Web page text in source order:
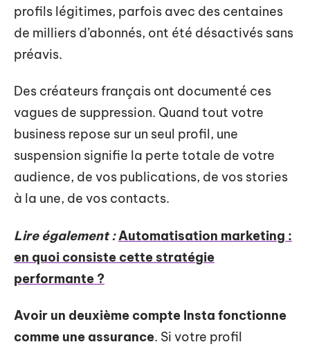
profils légitimes, parfois avec des centaines
de milliers d’abonnés, ont été désactivés sans
préavis.
Des créateurs français ont documenté ces
vagues de suppression. Quand tout votre
business repose sur un seul profil, une
suspension signifie la perte totale de votre
audience, de vos publications, de vos stories
à la une, de vos contacts.
Lire également : Automatisation marketing :
en quoi consiste cette stratégie
performante ?
Avoir un deuxième compte Insta fonctionne
comme une assurance. Si votre profil